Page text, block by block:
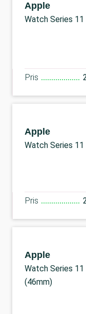
Apple
Watch Series 11
Pris
Apple
Watch Series 11
Pris
Apple
Watch Series 11
(46mm)